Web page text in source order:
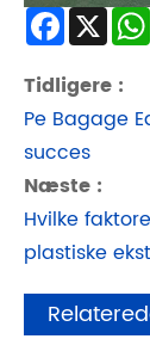
X
Tidligere :
Pe Bagage
succes
Næste :
Hvilke
​​plastiske